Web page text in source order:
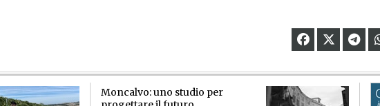
Moncalvo: uno studio per